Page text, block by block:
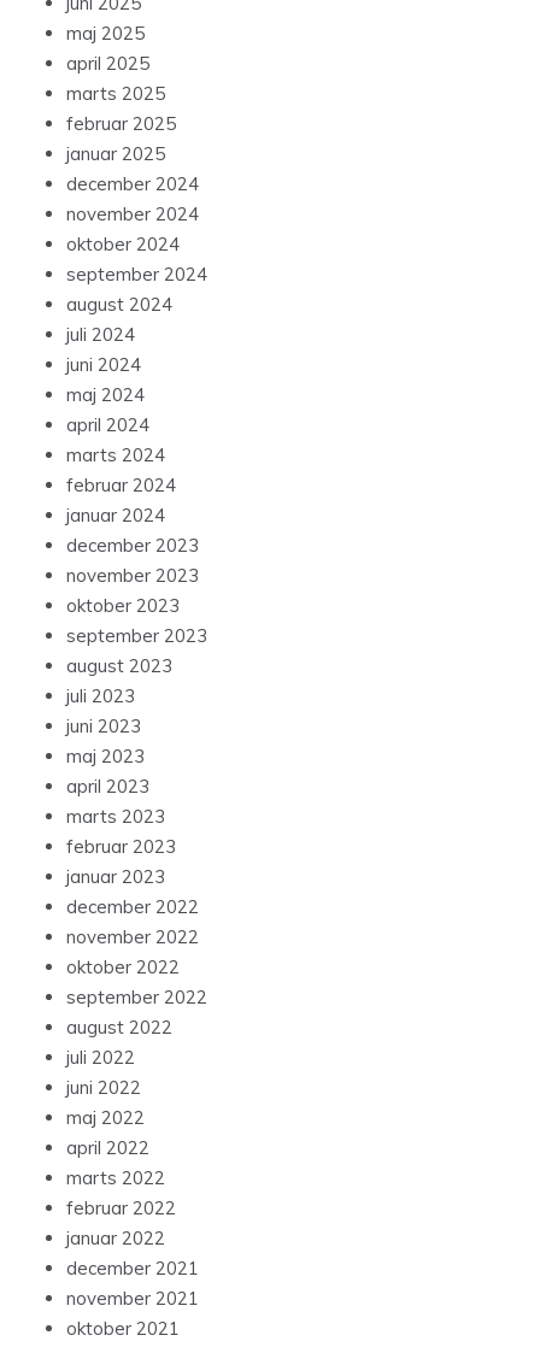
maj 2025
april 2025
marts 2025
februar 2025
januar 2025
december 2024
november 2024
oktober 2024
september 2024
august 2024
juli 2024
juni 2024
maj 2024
april 2024
marts 2024
februar 2024
januar 2024
december 2023
november 2023
oktober 2023
september 2023
august 2023
juli 2023
juni 2023
maj 2023
april 2023
marts 2023
februar 2023
januar 2023
december 2022
november 2022
oktober 2022
september 2022
august 2022
juli 2022
juni 2022
maj 2022
april 2022
marts 2022
februar 2022
januar 2022
december 2021
november 2021
oktober 2021